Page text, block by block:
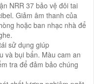
NRR 37 bảo vệ đôi tai
Giảm âm thanh của
hoặc ban nhạc nhà để
sử dụng giúp
và bụi bẩn. Màu cam an
tra để đảm bảo chúng